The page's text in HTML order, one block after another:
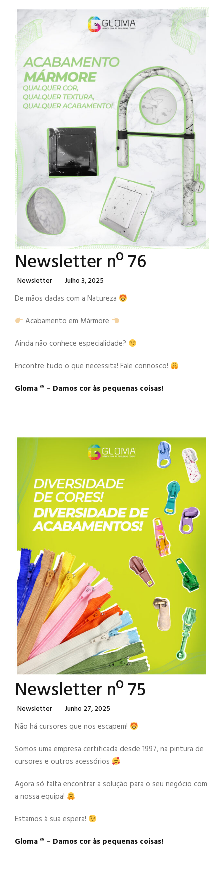
Newsletter nº 76
Categories
Newsletter Posted
On
Julho 3, 2025
De mãos dadas com a Natureza
Acabamento em Mármore
Ainda não conhece especialidade?
Encontre tudo o que necessita! Fale connosco!
Gloma ®️ – Damos cor às pequenas coisas!
Newsletter nº 75
Categories
Newsletter Posted
On
Junho 27, 2025
Não há cursores que nos escapem!
Somos uma empresa certificada desde 1997, na pintura de
cursores e outros acessórios
Agora só falta encontrar a solução para o seu negócio com
a nossa equipa!
Estamos à sua espera!
Gloma ®️ – Damos cor às pequenas coisas!